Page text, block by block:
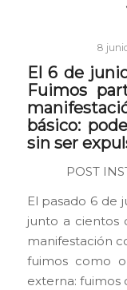
8
El 6 de
Fuimos
básico:
sin ser
POST
El pasado 6 de
junto a cientos
manifestación
fuimos como
externa: